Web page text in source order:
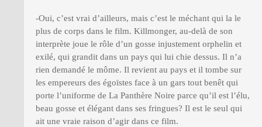
-Oui, c’est vrai d’ailleurs, mais c’est le méchant qui la le
plus de corps dans le film. Killmonger, au-delà de son
interprète joue le rôle d’un gosse injustement orphelin et
exilé, qui grandit dans un pays qui lui chie dessus. Il n’a
rien demandé le môme. Il revient au pays et il tombe sur
les empereurs des égoïstes face à un gars tout benêt qui
porte l’uniforme de La Panthère Noire parce qu’il est l’élu,
beau gosse et élégant dans ses fringues? Il est le seul qui
ait une vraie raison d’agir dans ce film.